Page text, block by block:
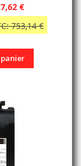
€
753,14 €